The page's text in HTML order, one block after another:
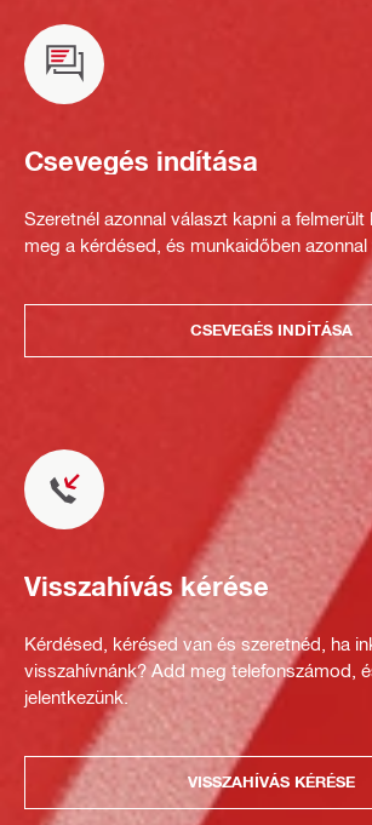
Csevegés indítása
Szeretnél azonnal választ kapni a
meg a kérdésed, és munkaidőben azonnal
CSEVEGÉS INDÍTÁSA
Visszahívás kérése
Kérdésed, kérésed van és szeretnéd, ha
visszahívnánk? Add meg telefonszámod,
jelentkezünk.
VISSZAHÍVÁS KÉRÉSE